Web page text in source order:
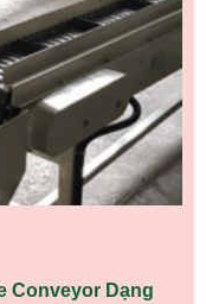
Conveyor Dạng